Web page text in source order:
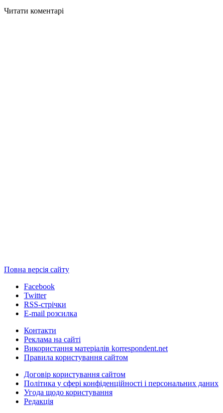
Читати коментарі
Повна версія сайту
Facebook
Twitter
RSS-стрічки
E-mail розсилка
Контакти
Реклама на сайті
Використання матеріалів korrespondent.net
Правила користування сайтом
Договір користування сайтом
Політика у сфері конфіденційності і персональних даних
Угода щодо користування
Редакція